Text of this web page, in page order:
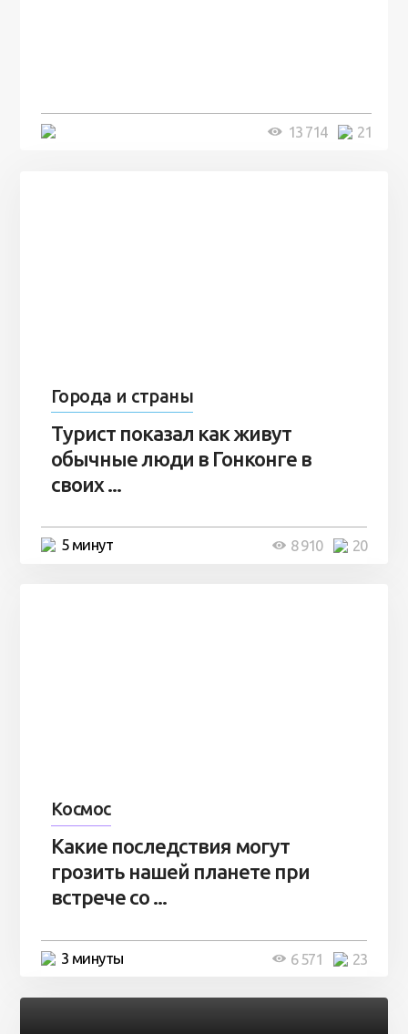
21
13 714
Города и страны
Турист показал как живут
обычные люди в Гонконге в
своих ...
5 минут 20
8 910
Космос
Какие последствия могут
грозить нашей планете при
встрече со ...
3 минуты 23
6 571